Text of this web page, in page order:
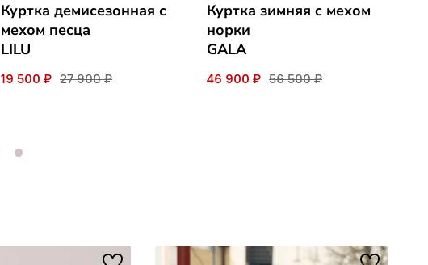
Куртка демисезонная с
мехом песца
LILU
19 500 ₽ 27 900 ₽
Куртка зимняя c мехом
норки
GALA
46 900 ₽ 56 500 ₽